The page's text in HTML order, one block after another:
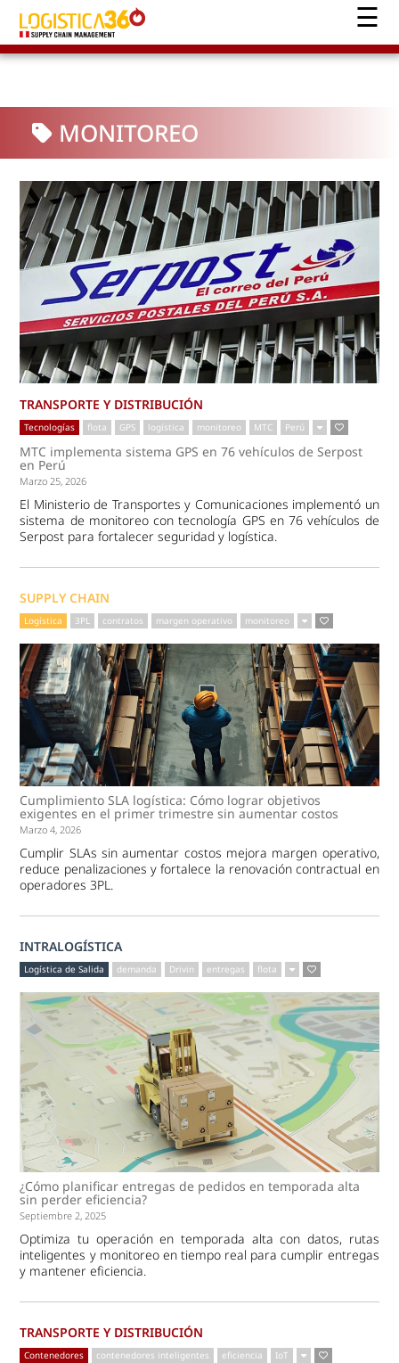
MONITOREO
TRANSPORTE Y DISTRIBUCIÓN
Tecnologías flota GPS logística monitoreo MTC Perú
MTC implementa sistema GPS en 76 vehículos de Serpost
en Perú
Marzo 25, 2026
El Ministerio de Transportes y Comunicaciones implementó un
sistema de monitoreo con tecnología GPS en 76 vehículos de
Serpost para fortalecer seguridad y logística.
SUPPLY CHAIN
Logística 3PL contratos margen operativo monitoreo
Cumplimiento SLA logística: Cómo lograr objetivos
exigentes en el primer trimestre sin aumentar costos
Marzo 4, 2026
Cumplir SLAs sin aumentar costos mejora margen operativo,
reduce penalizaciones y fortalece la renovación contractual en
operadores 3PL.
INTRALOGÍSTICA
Logística de Salida demanda Drivin entregas flota
¿Cómo planificar entregas de pedidos en temporada alta
sin perder eficiencia?
Septiembre 2, 2025
Optimiza tu operación en temporada alta con datos, rutas
inteligentes y monitoreo en tiempo real para cumplir entregas
y mantener eficiencia.
TRANSPORTE Y DISTRIBUCIÓN
Contenedores contenedores inteligentes eficiencia IoT